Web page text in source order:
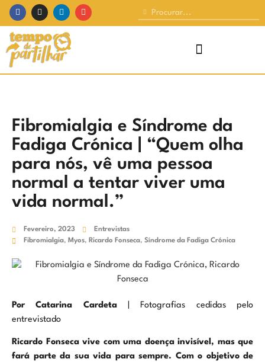
Fibromialgia e Síndrome da
Fadiga Crónica | “Quem olha
para nós, vê uma pessoa
normal a tentar viver uma
vida normal.”
Fevereiro, 2023
Entrevistas
Fibromialgia, Myos, Ricardo Fonseca, Síndrome da Fadiga Crónica
Por Catarina Cardeta| Fotografias cedidas pelo
entrevistado
Ricardo Fonseca vive com uma doença invisível, mas que
fará parte da sua vida para sempre. Com o objetivo de